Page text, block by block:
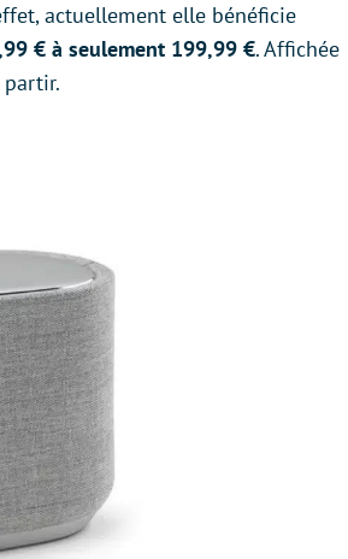
actuellement elle bénéficie
€ à seulement 199,99 €. Affichée